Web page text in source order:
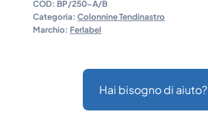
COD: BP/250-A/B
Categoria: Colonnine Tendinastro
Marchio: Ferlabel
Hai bisogno di aiuto?